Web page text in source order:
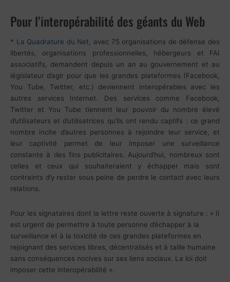
Pour l’interopérabilité des géants du Web
* La Quadrature du Net , avec 75 organisations de défense des
libertés, organisations professionnelles, hébergeurs et FAI
associatifs, demandent depuis un an au gouvernement et au
législateur d’agir pour que les grandes plateformes (Facebook,
You Tube, Twitter, etc.) deviennent interopérables avec les
autres services Internet. Des services comme Facebook,
Twitter et You Tube tiennent leur pouvoir du nombre élevé
d’utilisateurs et d’utilisatrices qu’ils ont rendu captifs : ce grand
nombre incite d’autres personnes à rejoindre leur service, et
leur captivité permet de leur imposer une surveillance
constante à des fins publicitaires. Aujourd’hui, nombreux sont
celles et ceux qui souhaiteraient y échapper mais sont
contraints d’y rester sous peine de perdre le contact avec leurs
relations.
Pour les signataires dont la lettre reste ouverte à signature : « Il
est urgent de permettre à toute personne d’échapper à la
surveillance et à la toxicité de ces grandes plateformes en
rejoignant des services libres, décentralisés et à taille humaine
sans conséquences nocives sur ses liens sociaux. La loi doit
imposer cette interopérabilité ».